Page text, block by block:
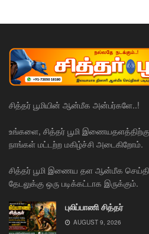
சித்தர் பூமியின் ஆன்மீக அன்பர்களே..!
உங்களை, சித்தர் பூமி
நாங்கள் மட்டற்ற மகிழ்ச்சி அடைகிறோம்.
சித்தர் பூமி இணைய தள ஆன்மீக
தேடலுக்கு ஒரு படிக்கட்டாக இருக்கும்.
புலிப்பாணி சித்தர்
AUGUST 9, 2026